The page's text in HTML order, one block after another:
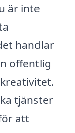
är inte
handlar
offentlig
tjänster
att